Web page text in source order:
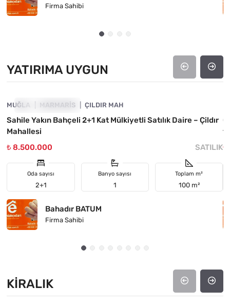
Firma Sahibi
YATIRIMA UYGUN
YATIRIMA UYGUN
MUĞLA MARMARIS ÇILDIR MAH
Sahile Yakın Bahçeli 2+1 Kat Mülkiyetli Satılık Daire – Çildır
Mahallesi
₺ 8.500.000
SATILIK
Oda sayısı
2+1
Banyo sayısı
1
Toplam m²
100 m²
Bahadır BATUM
Firma Sahibi
₺
KIRALIK